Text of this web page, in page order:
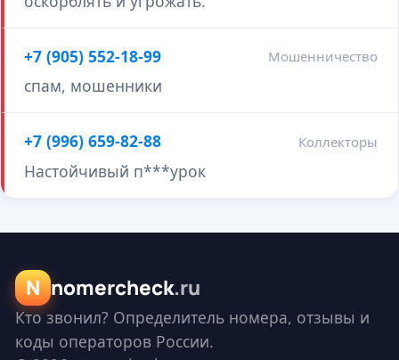
+7 (905) 552-18-99 Мошенничество
спам, мошенники
+7 (996) 659-82-88 Коллекторы
Настойчивый п***урок
N nomercheck.ru
Кто звонил? Определитель номера, отзывы и
коды операторов России.